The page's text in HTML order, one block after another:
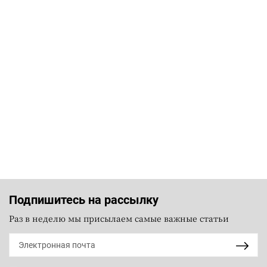
Подпишитесь на рассылку
Раз в неделю мы присылаем самые важные статьи